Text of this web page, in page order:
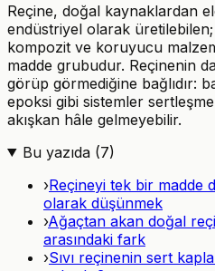
Reçine, doğal kaynaklardan
endüstriyel olarak üretilebilen;
kompozit ve koruyucu
madde grubudur. Reçinenin
görüp görmediğine bağlıdır:
epoksi gibi sistemler
akışkan hâle gelmeyebilir.
Bu yazıda (7)
›Reçineyi tek bir madde
olarak düşünmek
›Ağaçtan akan doğal
arasındaki fark
›Sıvı reçinenin sert